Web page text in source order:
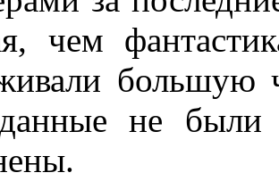
чем
большую
не были